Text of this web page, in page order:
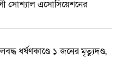
সোশ্যাল এসোসিয়েশনের
ধর্ষণকাণ্ডে ১ জনের মৃত্যুদণ্ড,